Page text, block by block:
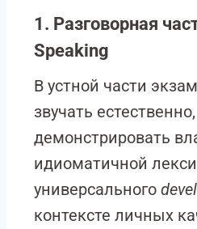
1. Разговорная
Speaking
В устной части
звучать
демонстрировать
идиоматичной
универсального
контексте личных